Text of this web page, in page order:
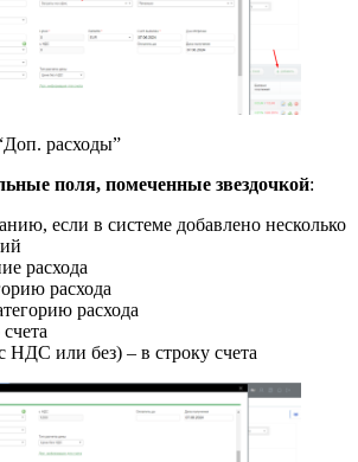
расходы”
поля, помеченные звездочкой:
если в системе добавлено несколько
расхода
расхода
расхода
НДС или без) – в строку счета